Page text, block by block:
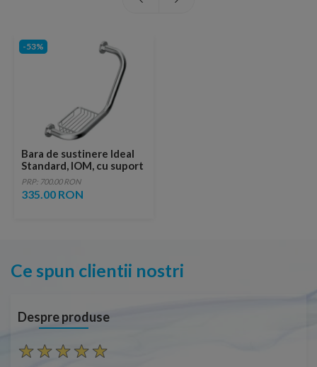
-53%
Bara de sustinere Ideal
Standard, IOM, cu suport
sapun
PRP: 700.00 RON
335.00 RON
Ce spun clientii nostri
Despre produse